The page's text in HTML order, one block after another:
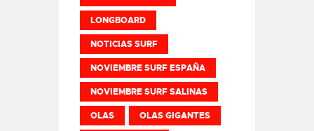
LONGBOARD
NOTICIAS SURF
NOVIEMBRE SURF ESPAÑA
NOVIEMBRE SURF SALINAS
OLAS OLAS GIGANTES